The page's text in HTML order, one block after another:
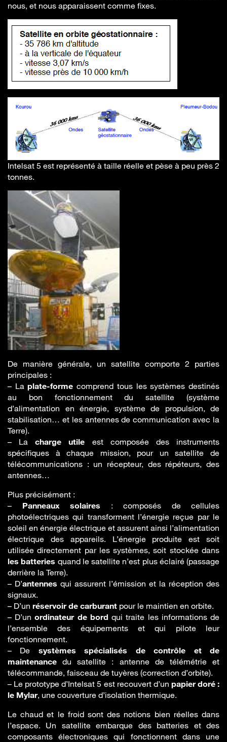
nous, et nous apparaissent comme fixes.
Intelsat 5 est représenté à taille réelle et pèse à peu près 2
tonnes.
De manière générale, un satellite comporte 2 parties
principales :
– Laplate-forme comprend tous les systèmes destinés
au bon fonctionnement du satellite (système
d’alimentation en énergie, système de propulsion, de
stabilisation… et les antennes de communication avec la
Terre).
– Lacharge utile est composée des instruments
spécifiques à chaque mission, pour un satellite de
télécommunications : un récepteur, des répéteurs, des
antennes…
Plus précisément :
– Panneaux solaires : composés de cellules
photoélectriques qui transforment l’énergie reçue par le
soleil en énergie électrique et assurent ainsi l’alimentation
électrique des appareils. L’énergie produite est soit
utilisée directement par les systèmes, soit stockée dans
les batteries quand le satellite n’est plus éclairé (passage
derrière la Terre).
– D’antennes qui assurent l’émission et la réception des
signaux.
– D’un réservoir de carburant pour le maintien en orbite.
– D’unordinateur de bord qui traite les informations de
l’ensemble des équipements et qui pilote leur
fonctionnement.
– De systèmes spécialisés de contrôle et de
maintenance du satellite : antenne de télémétrie et
télécommande, faisceau de tuyères (correction d’orbite).
– Le prototype d’Intelsat 5 est recouvert d’un papier doré :
le Mylar, une couverture d’isolation thermique.
Le chaud et le froid sont des notions bien réelles dans
l’espace. Un satellite embarque des batteries et des
composants électroniques qui fonctionnent dans une